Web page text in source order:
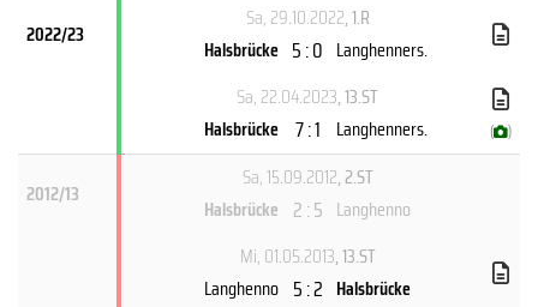
2022/23
Sa, 29.10.2022, 1.R
Halsbrücke 5 : 0 Langhenners.
Sa, 22.04.2023, 13.ST
Halsbrücke 7 : 1 Langhenners. ( )
2012/13
Sa, 15.09.2012, 2.ST
Halsbrücke 2 : 5 Langhenno
Mi, 01.05.2013, 13.ST
Langhenno 5 : 2 Halsbrücke